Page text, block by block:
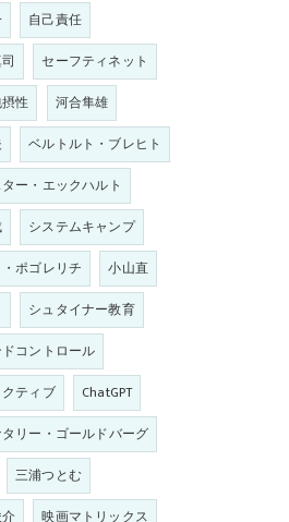
自己責任
セーフティネット
性
河合隼雄
ベルトルト・ブレヒト
ー・エックハルト
システムキャンプ
ポゴレリチ
小山直
シュタイナー教育
コントロール
ティブ
ChatGPT
リー・ゴールドバーグ
三浦つとむ
映画マトリックス